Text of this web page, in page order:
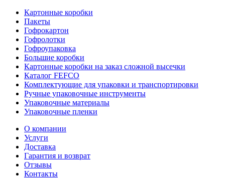
Картонные коробки
Пакеты
Гофрокартон
Гофролотки
Гофроупаковка
Большие коробки
Картонные коробки на заказ сложной высечки
Каталог FEFCO
Комплектующие для упаковки и транспортировки
Ручные упаковочные инструменты
Упаковочные материалы
Упаковочные пленки
О компании
Услуги
Доставка
Гарантия и возврат
Отзывы
Контакты